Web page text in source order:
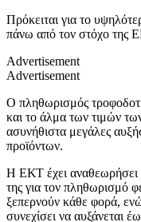
Πρόκειται για το
πάνω από τον στόχο της
Advertisement
Advertisement
Ο πληθωρισμός
και το άλμα των τιμών
ασυνήθιστα μεγάλες
προϊόντων.
Η ΕΚΤ έχει αναθεωρήσει
της για τον πληθωρισμό
ξεπερνούν κάθε φορά,
συνεχίσει να αυξάνεται